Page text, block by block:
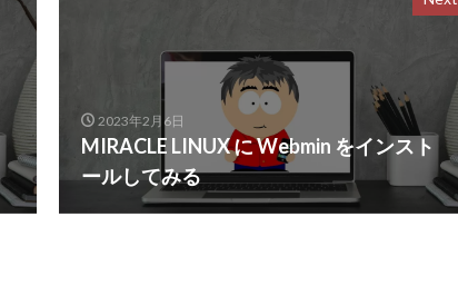
2023年2月6日
MIRACLE LINUX に Webmin をインスト
ールしてみる